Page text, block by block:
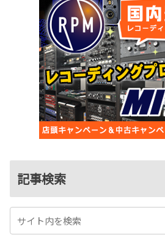
記事検索